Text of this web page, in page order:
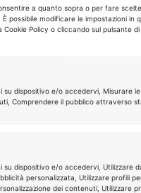
a quanto sopra o per fare
possibile modificare le impostazioni in
Cookie Policy o cliccando sul pulsante
su dispositivo e/o accedervi, Misurare
Comprendere il pubblico attraverso
su dispositivo e/o accedervi, Utilizzare
personalizzata, Utilizzare profili
dei contenuti, Utilizzare
& Co. sa di essere
nella ricerca del
i trattamenti più
ritrovare serenità e